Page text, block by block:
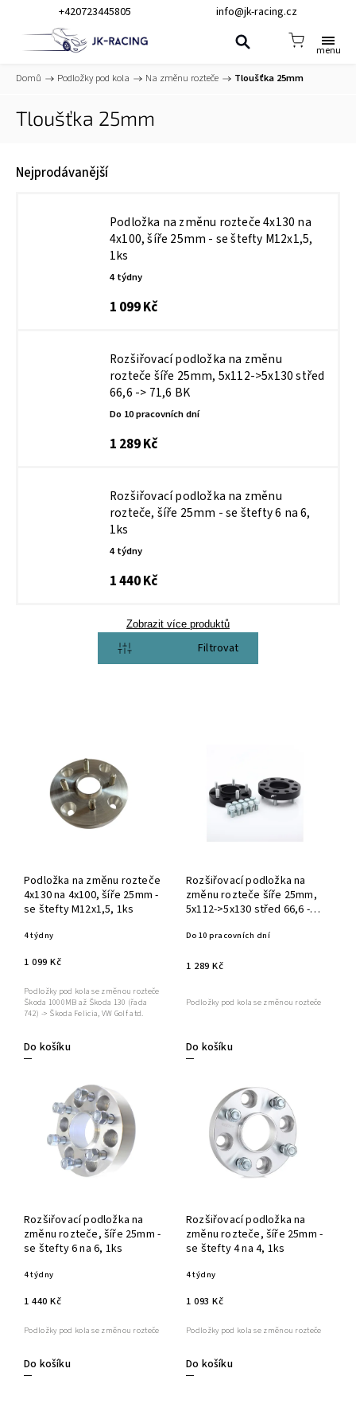
+420723445805 info@jk-racing.cz
Domů / Podložky pod kola / Na změnu rozteče / Tloušťka 25mm
Tloušťka 25mm
Nejprodávanější
Podložka na změnu rozteče 4x130 na
4x100, šíře 25mm - se štefty M12x1,5,
1ks
4 týdny
1 099 Kč
Rozšiřovací podložka na změnu
rozteče šíře 25mm, 5x112->5x130 střed
66,6 -> 71,6 BK
Do 10 pracovních dní
1 289 Kč
Rozšiřovací podložka na změnu
rozteče, šíře 25mm - se štefty 6 na 6,
1ks
4 týdny
1 440 Kč
Zobrazit více produktů
Otevřít filtr
Podložka na změnu rozteče
4x130 na 4x100, šíře 25mm -
se štefty M12x1,5, 1ks
4 týdny
1 099 Kč
Do košíku
Podložky pod kola se změnou rozteče
Škoda 1000MB až Škoda 130 (řada
742) -> Škoda Felicia, VW Golf atd.
Rozšiřovací podložka na
změnu rozteče šíře 25mm,
5x112->5x130 střed 66,6 ->
Do 10 pracovních dní
1 289 Kč
Do košíku
Podložky pod kola se změnou rozteče
Rozšiřovací podložka na
změnu rozteče, šíře 25mm -
se štefty 6 na 6, 1ks
4 týdny
1 440 Kč
Do košíku
Podložky pod kola se změnou rozteče
Rozšiřovací podložka na
změnu rozteče, šíře 25mm -
se štefty 4 na 4, 1ks
4 týdny
1 093 Kč
Do košíku
Podložky pod kola se změnou rozteče